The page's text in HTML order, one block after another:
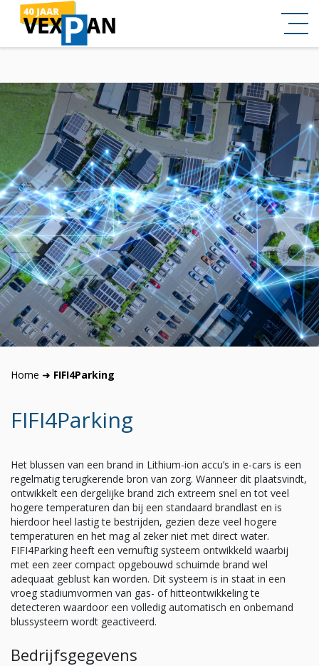
Home ➜ FIFI4Parking
FIFI4Parking
Het blussen van een brand in Lithium-ion accu’s in e-cars is een
regelmatig terugkerende bron van zorg. Wanneer dit plaatsvindt,
ontwikkelt een dergelijke brand zich extreem snel en tot veel
hogere temperaturen dan bij een standaard brandlast en is
hierdoor heel lastig te bestrijden, gezien deze veel hogere
temperaturen en het mag al zeker niet met direct water.
FIFI4Parking heeft een vernuftig systeem ontwikkeld waarbij
met een zeer compact opgebouwd schuimde brand wel
adequaat geblust kan worden. Dit systeem is in staat in een
vroeg stadiumvormen van gas- of hitteontwikkeling te
detecteren waardoor een volledig automatisch en onbemand
blussysteem wordt geactiveerd.
Bedrijfsgegevens